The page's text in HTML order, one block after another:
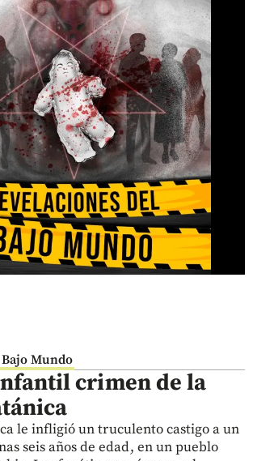
Mundo
crimen de la
le infligió un truculento castigo a un
seis años de edad, en un pueblo